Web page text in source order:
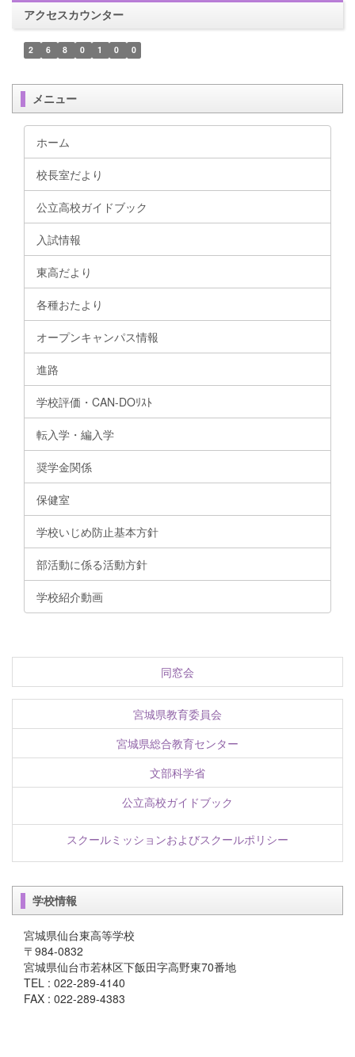
アクセスカウンター
2 6 8 0 1 0 0
メニュー
ホーム
校長室だより
公立高校ガイドブック
入試情報
東高だより
各種おたより
オープンキャンパス情報
進路
学校評価・CAN-DOﾘｽﾄ
転入学・編入学
奨学金関係
保健室
学校いじめ防止基本方針
部活動に係る活動方針
学校紹介動画
同窓会
宮城県教育委員会
宮城県総合教育センター
文部科学省
公立高校ガイドブック
スクールミッションおよびスクールポリシー
学校情報
宮城県仙台東高等学校
〒984-0832
宮城県仙台市若林区下飯田字高野東70番地
TEL : 022-289-4140
FAX : 022-289-4383